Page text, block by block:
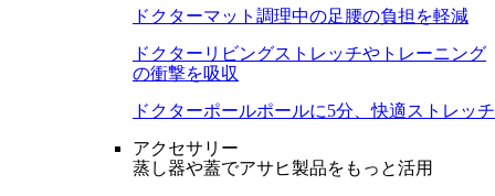
ドクターマット 調理中の足腰の負担を軽減
ドクターリビングストレッチやトレーニング
の衝撃を吸収
ドクターポールポールに5分、快適ストレッチ
アクセサリー
蒸し器や蓋でアサヒ製品をもっと活用